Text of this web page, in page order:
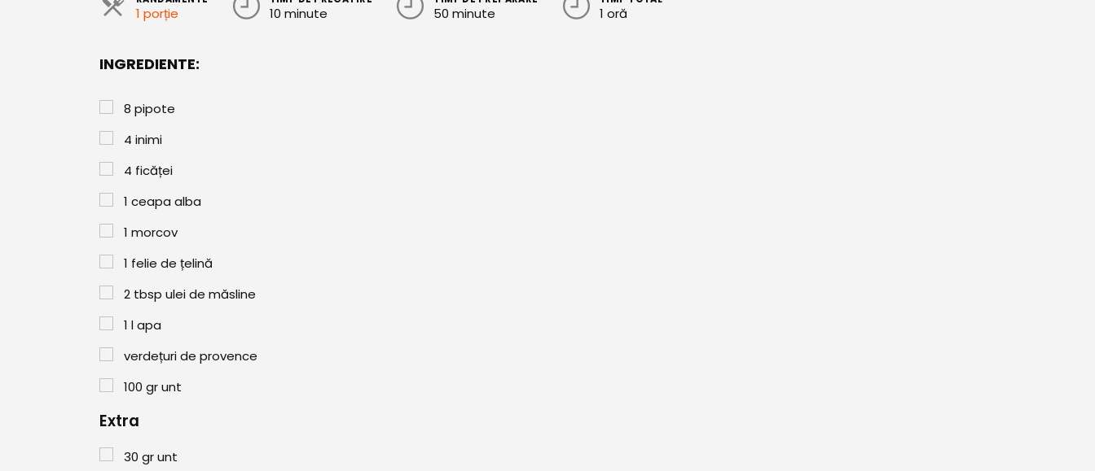
1 porție 10 minute 50 minute 1 oră
INGREDIENTE:
8 pipote
4 inimi
4 ficăței
1 ceapa alba
1 morcov
1 felie de țelină
2 tbsp ulei de măsline
1 lapa
verdețuri de provence
100 grunt
Extra
30 grunt